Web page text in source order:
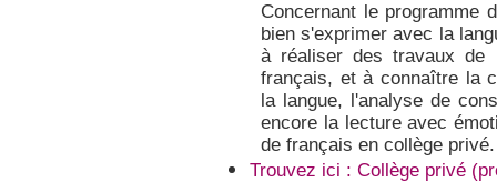
Concernant le programme
bien s'exprimer avec la
à réaliser des travaux de
français, et à connaître la
la langue, l'analyse de
encore la lecture avec
de français en collège privé.
Trouvez ici : Collège privé